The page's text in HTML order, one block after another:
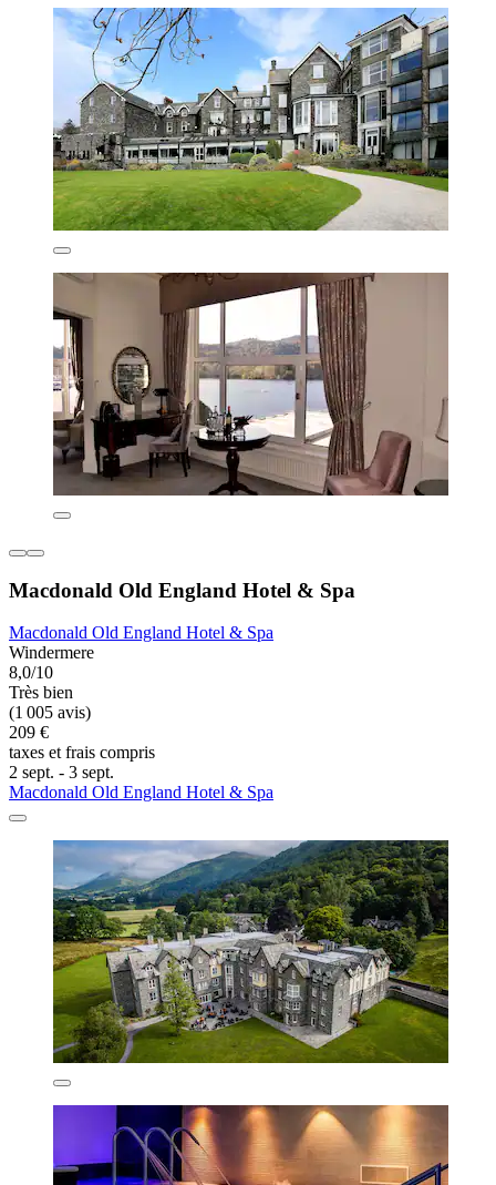
Macdonald Old England Hotel & Spa
Macdonald Old England Hotel & Spa
Windermere
8,0/10
Très bien
(1 005 avis)
209 €
taxes et frais compris
2 sept. - 3 sept.
Macdonald Old England Hotel & Spa